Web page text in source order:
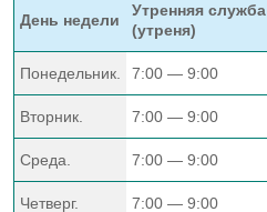
День недели
Утренняя служба
(утреня)
Понедельник. 7:00 — 9:00
Вторник. 7:00 — 9:00
Среда. 7:00 — 9:00
Четверг. 7:00 — 9:00